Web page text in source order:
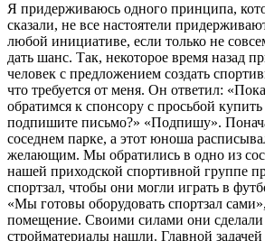
Я придерживаюсь одного принципа,
сказали, не все настоятели
любой инициативе, если только не
дать шанс. Так, некоторое время назад
человек с предложением создать
что требуется от меня. Он ответил:
обратимся к спонсору с просьбой
подпишите письмо?» «Подпишу».
соседнем парке, а этот юноша
желающим. Мы обратились в одно из
нашей приходской спортивной группе
спортзал, чтобы они могли играть в
«Мы готовы оборудовать спортзал
помещение. Своими силами они сделали
стройматериалы нашли. Главной